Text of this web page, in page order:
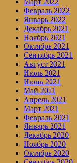
Март 2022
Февраль 2022
Январь 2022
Декабрь 2021
Ноябрь 2021
Октябрь 2021
Сентябрь 2021
Август 2021
Июль 2021
Июнь 2021
Май 2021
Апрель 2021
Март 2021
Февраль 2021
Январь 2021
Декабрь 2020
Ноябрь 2020
Октябрь 2020